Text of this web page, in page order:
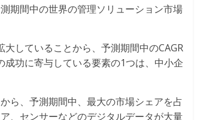
期間中の世界の管理ソリューション市場
していることから、予測期間中のCAGR
功に寄与している要素の1つは、中小企
ら、予測期間中、最大の市場シェアを占
、センサーなどのデジタルデータが大量